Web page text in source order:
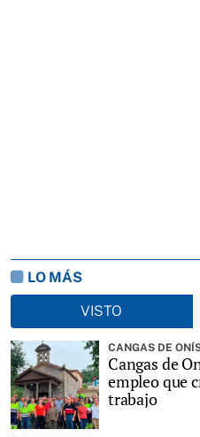
LO MÁS
VISTO
CANGAS DE
Cangas de
empleo que
trabajo